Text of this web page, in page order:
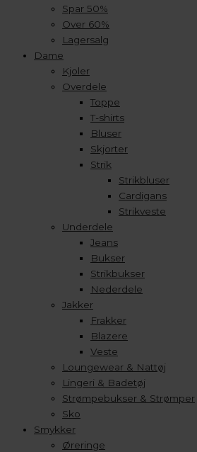
Spar 50%
Over 60%
Lagersalg
Dame
Kjoler
Overdele
Toppe
T-shirts
Bluser
Skjorter
Strik
Strikbluser
Cardigans
Strikveste
Underdele
Jeans
Bukser
Strikbukser
Nederdele
Jakker
Frakker
Blazere
Veste
Loungewear & Nattøj
Lingeri & Badetøj
Strømpebukser & Strømper
Sko
Smykker
Øreringe